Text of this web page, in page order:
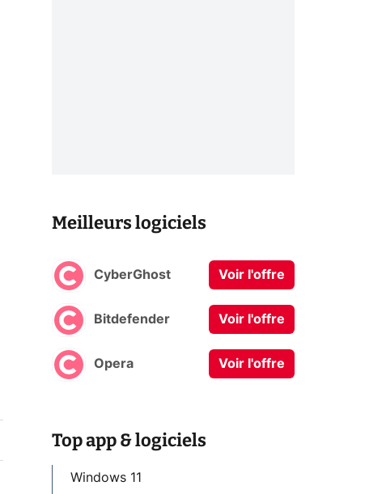
Meilleurs logiciels
CyberGhost Voir l'offre
Bitdefender Voir l'offre
Opera Voir l'offre
Top app & logiciels
Windows 11